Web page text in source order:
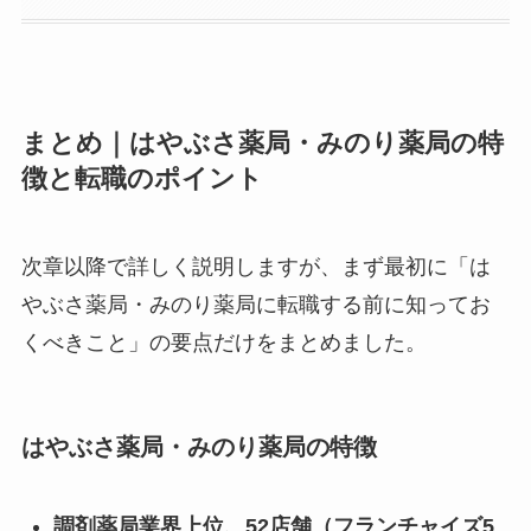
まとめ｜はやぶさ薬局・みのり薬局の特
徴と転職のポイント
次章以降で詳しく説明しますが、まず最初に「は
やぶさ薬局・みのり薬局に転職する前に知ってお
くべきこと」の要点だけをまとめました。
はやぶさ薬局・みのり薬局の特徴
調剤薬局業界上位、52店舗（フランチャイズ5